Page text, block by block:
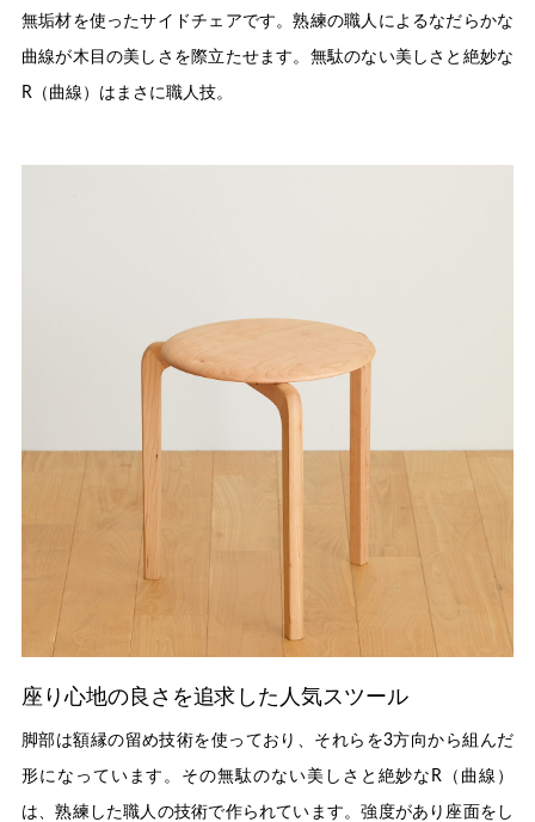
無垢材を使ったサイドチェアです。熟練の職人によるなだらかな
曲線が木目の美しさを際立たせます。無駄のない美しさと絶妙な
R（曲線）はまさに職人技。
座り心地の良さを追求した人気スツール
脚部は額縁の留め技術を使っており、それらを3方向から組んだ
形になっています。その無駄のない美しさと絶妙なR（曲線）
は、熟練した職人の技術で作られています。強度があり座面をし